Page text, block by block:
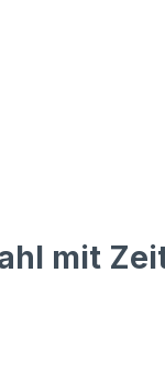
mit